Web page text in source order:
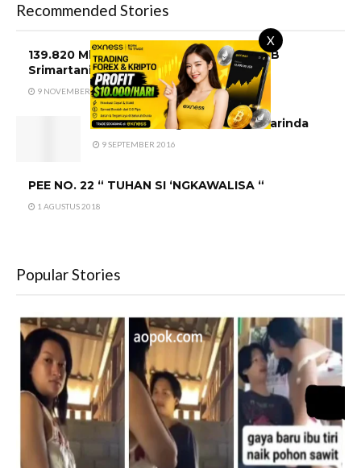
X
Recommended Stories
139.820 Mhz (out) RPU Posko Induk FPRB
Srimartani
9 NOVEMBER 2024
Alamat PT Pegadaian Di Samarinda
9 SEPTEMBER 2016
PEE NO. 22 “ TUHAN SI ‘NGKAWALISA “
1 AGUSTUS 2018
Popular Stories